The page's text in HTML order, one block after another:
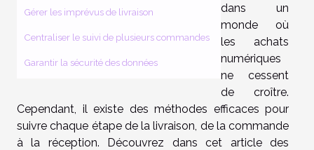
Gérer les imprévus de livraison
Centraliser le suivi de plusieurs commandes
Garantir la sécurité des données
dans un
monde où
les achats
numériques
ne cessent
de croître.
Cependant, il existe des méthodes efficaces pour
suivre chaque étape de la livraison, de la commande
à la réception. Découvrez dans cet article des